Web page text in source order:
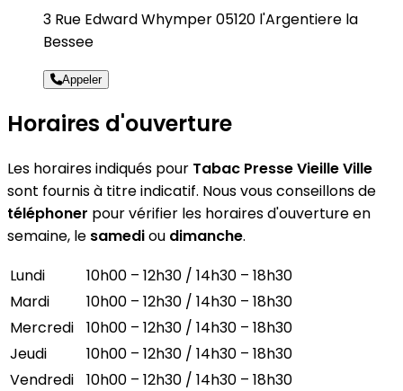
3 Rue Edward Whymper 05120 l'Argentiere la
Bessee
Appeler
Horaires d'ouverture
Les horaires indiqués pour Tabac Presse Vieille Ville
sont fournis à titre indicatif. Nous vous conseillons de
téléphoner pour vérifier les horaires d'ouverture en
semaine, le samediou dimanche.
Lundi
10h00 – 12h30 / 14h30 – 18h30
Mardi
10h00 – 12h30 / 14h30 – 18h30
Mercredi
10h00 – 12h30 / 14h30 – 18h30
Jeudi
10h00 – 12h30 / 14h30 – 18h30
Vendredi
10h00 – 12h30 / 14h30 – 18h30